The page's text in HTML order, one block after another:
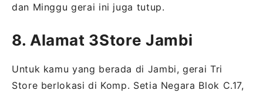
dan Minggu gerai ini juga tutup.
8. Alamat 3Store Jambi
Untuk kamu yang berada di Jambi, gerai Tri
Store berlokasi di Komp. Setia Negara Blok C.17,